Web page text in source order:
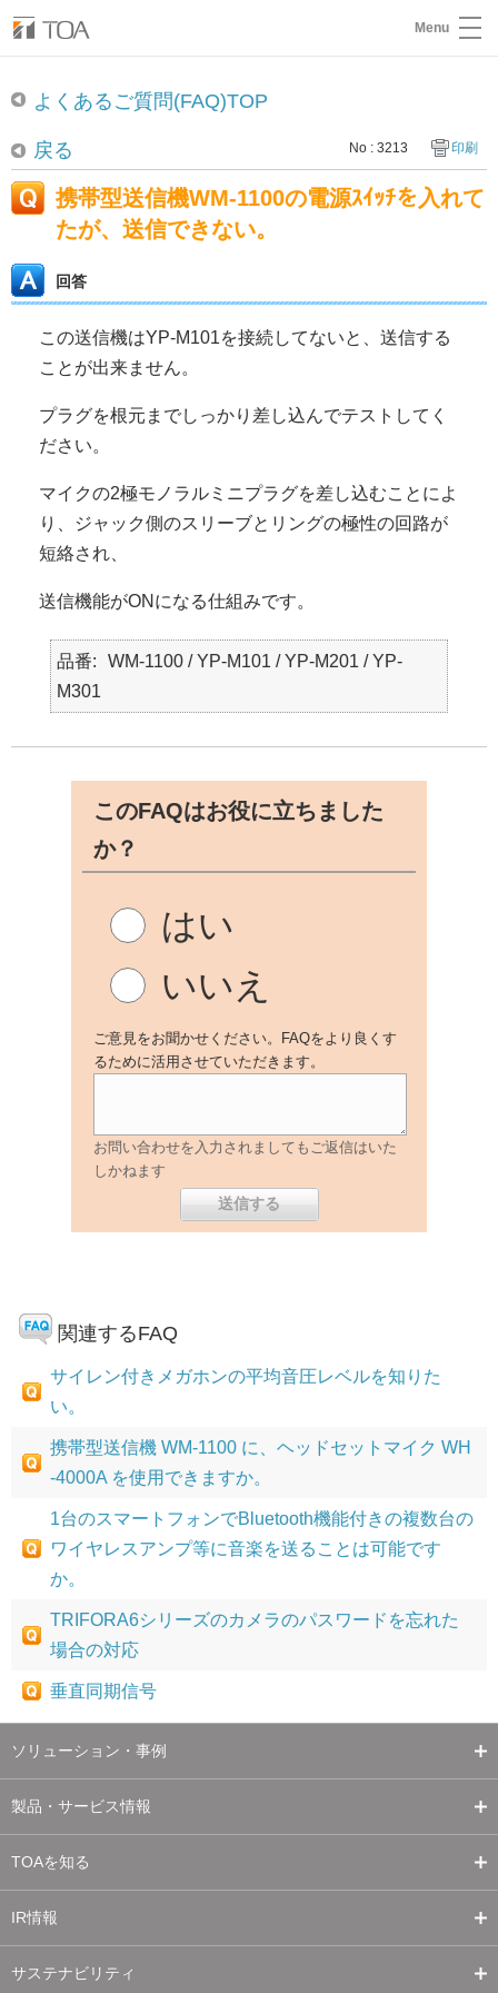
Menu
よくあるご質問(FAQ)TOP
戻る No : 3213 印刷
携帯型送信機WM-1100の電源ｽｲｯﾁを入れて
たが、送信できない。
回答
この送信機はYP-M101を接続してないと、送信する
ことが出来ません。
プラグを根元までしっかり差し込んでテストしてく
ださい。
マイクの2極モノラルミニプラグを差し込むことによ
り、ジャック側のスリーブとリングの極性の回路が
短絡され、
送信機能がONになる仕組みです。
品番
WM-1100 / YP-M101 / YP-M201 / YP-
M301
このFAQはお役に立ちました
か？
はい
いいえ
ご意見をお聞かせください。FAQをより良くす
るために活用させていただきます。
お問い合わせを入力されましてもご返信はいた
しかねます
関連するFAQ
サイレン付きメガホンの平均音圧レベルを知りた
い。
携帯型送信機 WM-1100 に、ヘッドセットマイク WH
-4000A を使用できますか。
1台のスマートフォンでBluetooth機能付きの複数台の
ワイヤレスアンプ等に音楽を送ることは可能です
か。
TRIFORA6シリーズのカメラのパスワードを忘れた
場合の対応
垂直同期信号
ソリューション・事例
製品・サービス情報
TOAを知る
IR情報
サステナビリティ